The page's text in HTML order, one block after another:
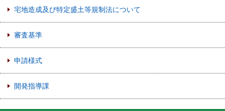
宅地造成及び特定盛土等規制法について
審査基準
申請様式
開発指導課